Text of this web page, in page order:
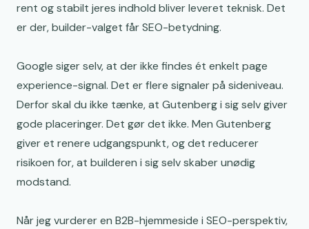
rent og stabilt jeres indhold bliver leveret teknisk. Det
er der, builder-valget får SEO-betydning.
Google siger selv, at der ikke findes ét enkelt page
experience-signal. Det er flere signaler på sideniveau.
Derfor skal du ikke tænke, at Gutenberg i sig selv giver
gode placeringer. Det gør det ikke. Men Gutenberg
giver et renere udgangspunkt, og det reducerer
risikoen for, at builderen i sig selv skaber unødig
modstand.
Når jeg vurderer en B2B-hjemmeside i SEO-perspektiv,